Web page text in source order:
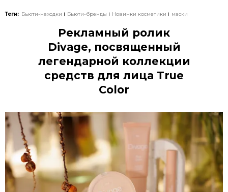
Теги: Бьюти-находки Бьюти-бренды Новинки косметики маски
Рекламный ролик
Divage, посвященный
легендарной коллекции
средств для лица True
Color